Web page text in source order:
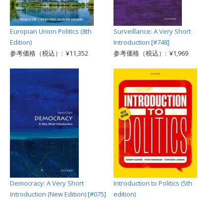
Europian Union Politics (8th
Edition)
参考価格（税込）: ¥11,352
Surveillance: A Very Short
Introduction [#748]
参考価格（税込）: ¥1,969
Democracy: A Very Short
Introduction (New Edition) [#075]
Introduction to Politics (5th
edition)